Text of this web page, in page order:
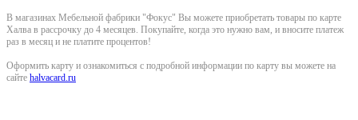
В магазинах Мебельной фабрики "Фокус" Вы можете приобретать товары по карте
Халва в рассрочку до 4 месяцев. Покупайте, когда это нужно вам, и вносите платеж
раз в месяц и не платите процентов!
Оформить карту и ознакомиться с подробной информации по карту вы можете на
сайте halvacard.ru